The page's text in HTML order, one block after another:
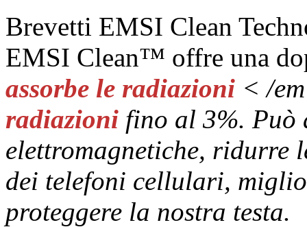
Brevetti EMSI Clean
EMSI Clean™ offre una
assorbe le radiazioni < /
radiazioni fino al 3%. Può
elettromagnetiche, ridurre
dei telefoni cellulari,
proteggere la nostra testa.